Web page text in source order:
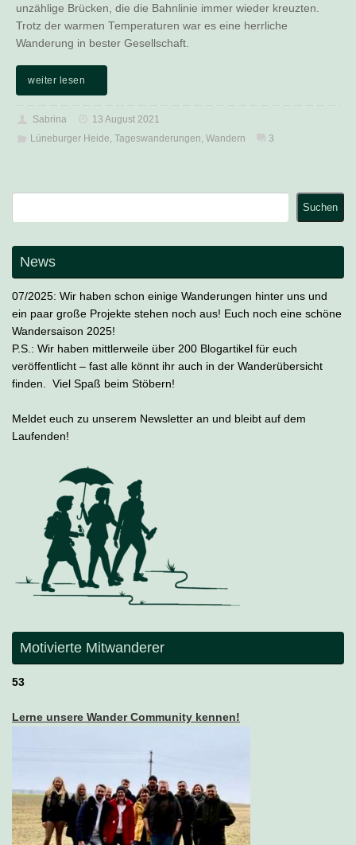
unzählige Brücken, die die Bahnlinie immer wieder kreuzten.
Trotz der warmen Temperaturen war es eine herrliche
Wanderung in bester Gesellschaft.
weiter lesen
Sabrina
13 August 2021
Lüneburger Heide, Tageswanderungen, Wandern 3
Suchen
News
07/2025: Wir haben schon einige Wanderungen hinter uns und
ein paar große Projekte stehen noch aus! Euch noch eine schöne
Wandersaison 2025!
P.S.: Wir haben mittlerweile über 200 Blogartikel für euch
veröffentlicht – fast alle könnt ihr auch in der Wanderübersicht
finden. Viel Spaß beim Stöbern!
Meldet euch zu unserem Newsletter an und bleibt auf dem
Laufenden!
Motivierte Mitwanderer
53
Lerne unsere Wander Community kennen!